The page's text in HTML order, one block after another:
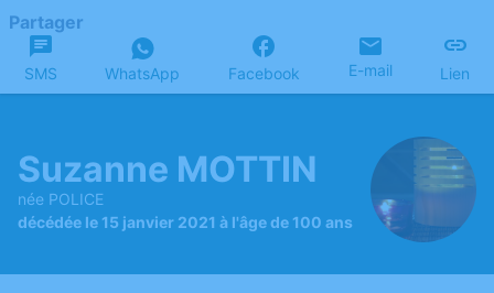
Partager
SMS WhatsApp Facebook E-mail Lien
Suzanne MOTTIN
née POLICE
décédée le 15 janvier 2021 à l'âge de 100 ans